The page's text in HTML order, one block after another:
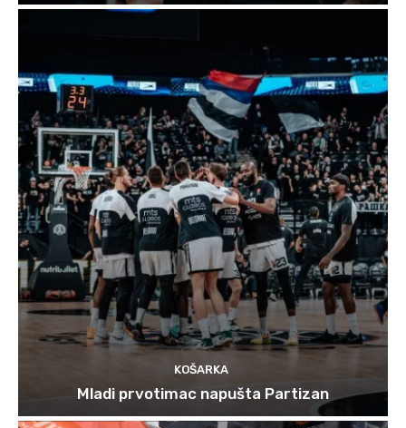
KOŠARKA
Mladi prvotimac napušta Partizan